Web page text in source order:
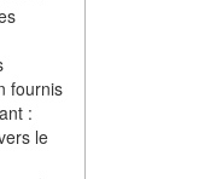
fournis
:
le